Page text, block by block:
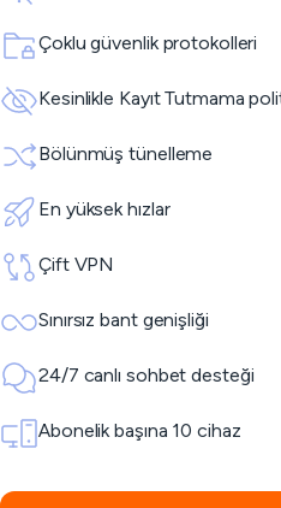
Çoklu güvenlik protokolleri
Kesinlikle Kayıt Tutmama
Bölünmüş tünelleme
En yüksek hızlar
Çift VPN
Sınırsız bant genişliği
24/7 canlı sohbet desteği
Abonelik başına 10 cihaz